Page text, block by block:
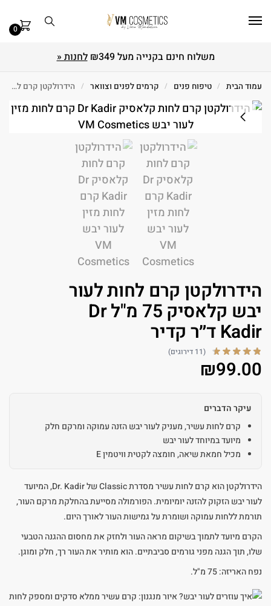
0
משלוח חינם בקנייה מעל ₪349 לחנות «
עמוד הבית / טיפוח פנים / קרמים לפנים וצוואר / הידרולקטן קרם לחות לעור יבש קלאסיק 75 מ"ל Dr Kadir ד״ר קדיר
הידרולקטן קרם לחות לעור
יבש קלאסיק 75 מ"ל Dr
Kadir ד״ר קדיר
(11 דירוגים)
₪99.00
עיקר הדברים
קרם לחות עשיר, מעניק לעור יבש הזנה עמוקה ומרקם חלק
מיועד במיוחד לעור יבש
מכיל חמאת שיאה, חומצה לקטית וויטמין E
הידרולקטן הוא קרם לחות עשיר מסדרת Classic של Dr. Kadir, המיועד
לעור יבש הזקוק להזנה יומיומית. הפורמולה מסייעת בהחלקת מרקם העור,
תורמת ללחות עמוקה ושומרת על גמישות העור לאורך היום.
הקרם מיועד לתמוך בשיקום מראה העור ולחזק את מחסום ההגנה הטבעי
שלו, תוך הגנה מפני גורמים סביבתיים. הוא מותיר את העור רך, חלק ומוגן.
נפח האריזה: 75 מ"ל.